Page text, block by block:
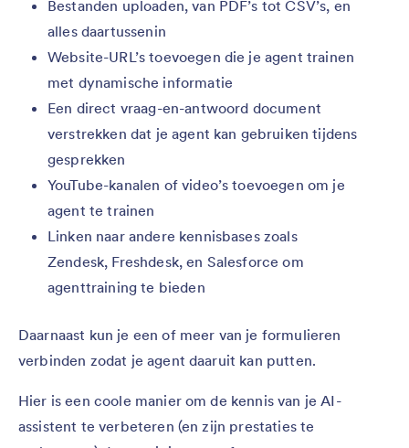
Bestanden uploaden, van PDF’s tot CSV’s, en
alles daartussenin
Website-URL’s toevoegen die je agent trainen
met dynamische informatie
Een direct vraag-en-antwoord document
verstrekken dat je agent kan gebruiken tijdens
gesprekken
YouTube-kanalen of video’s toevoegen om je
agent te trainen
Linken naar andere kennisbases zoals
Zendesk, Freshdesk, en Salesforce om
agenttraining te bieden
Daarnaast kun je een of meer van je formulieren
verbinden zodat je agent daaruit kan putten.
Hier is een coole manier om de kennis van je AI-
assistent te verbeteren (en zijn prestaties te